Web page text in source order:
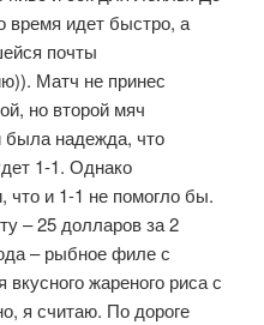
время идет быстро, а
почты
Матч не принес
но второй мяч
была надежда, что
1-1. Однако
что и 1-1 не помогло бы.
– 25 долларов за 2
– рыбное филе с
жареного риса с
я считаю. По дороге